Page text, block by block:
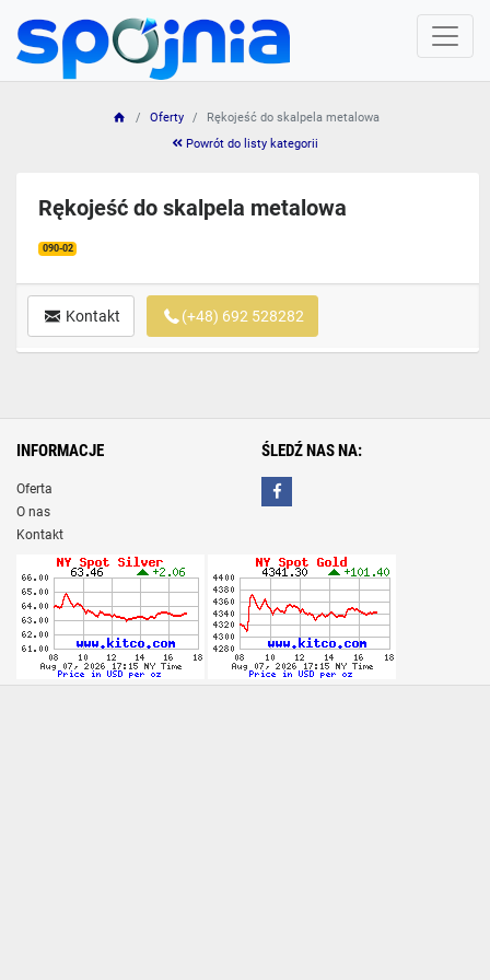
Oferty
Rękojeść do skalpela metalowa
Powrót do listy kategorii
Rękojeść do skalpela metalowa
090-02
Kontakt (+48) 692 528282
INFORMACJE
Oferta
O nas
Kontakt
ŚLEDŹ NAS NA: